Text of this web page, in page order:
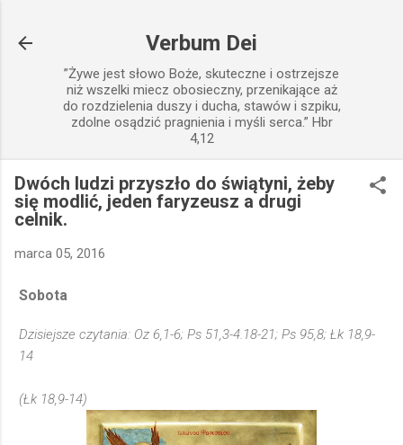
Verbum Dei
”Żywe jest słowo Boże, skuteczne i ostrzejsze
niż wszelki miecz obosieczny, przenikające aż
do rozdzielenia duszy i ducha, stawów i szpiku,
zdolne osądzić pragnienia i myśli serca.” Hbr
4,12
Dwóch ludzi przyszło do świątyni, żeby
się modlić, jeden faryzeusz a drugi
celnik.
marca 05, 2016
Sobota
Dzisiejsze czytania: Oz 6,1-6; Ps 51,3-4.18-21; Ps 95,8; Łk 18,9-
14
(Łk 18,9-14)